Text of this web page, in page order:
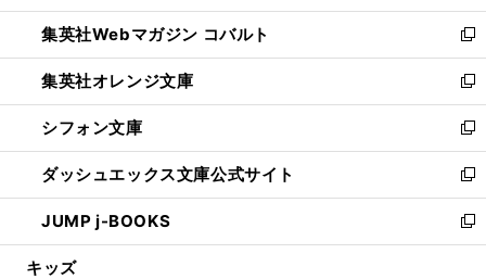
開
く
ウ
で
開
く
ン
ド
ウ
で
開
く
ウ
ィ
ン
ド
ウ
で
開
く
集英社Webマガジン コバルト
新
し
い
ウ
ィ
ン
ド
ウ
で
開
集英社オレンジ文庫
新
し
い
ウ
ィ
ン
ド
ウ
シフォン文庫
新
し
い
ウ
ィ
ン
ダッシュエックス文庫公式サイト
新
し
い
ウ
JUMP j-BOOKS
新
し
キッズ